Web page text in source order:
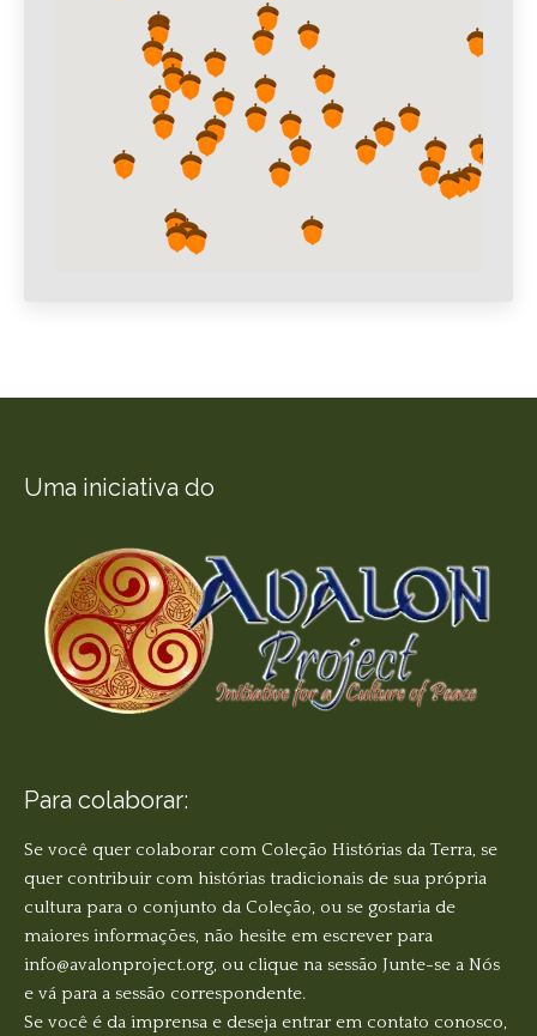
Uma iniciativa do
Para colaborar:
Se você quer colaborar com Coleção Histórias da Terra, se
quer contribuir com histórias tradicionais de sua própria
cultura para o conjunto da Coleção, ou se gostaria de
maiores informações, não hesite em escrever para
info@avalonproject.org, ou clique na sessão Junte-se a Nós
e vá para a sessão correspondente.
Se você é da imprensa e deseja entrar em contato conosco,